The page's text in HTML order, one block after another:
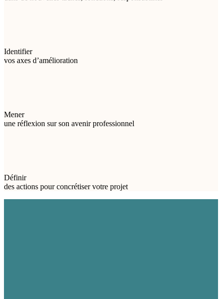
Identifier
vos axes d’amélioration
Mener
une réflexion sur son avenir professionnel
Définir
des actions pour concrétiser votre projet